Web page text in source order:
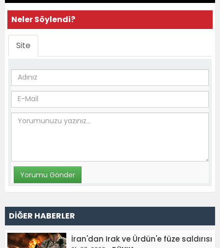
Neler Söylendi?
Site
DİĞER HABERLER
İran'dan Irak ve Ürdün'e füze saldırısı